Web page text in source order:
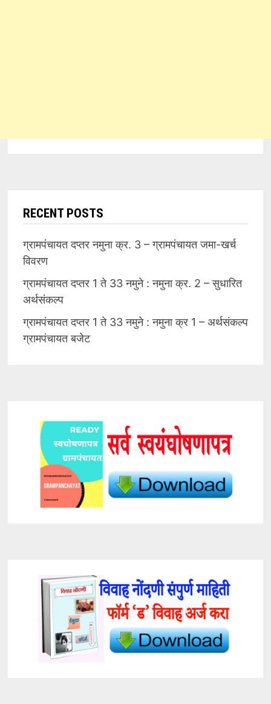
RECENT POSTS
ग्रामपंचायत दप्तर नमुना क्र. 3 – ग्रामपंचायत जमा-खर्च
विवरण
ग्रामपंचायत दप्तर 1 ते 33 नमुने : नमुना क्र. 2 – सुधारित
अर्थसंकल्प
ग्रामपंचायत दप्तर 1 ते 33 नमुने : नमुना क्र 1 – अर्थसंकल्प
ग्रामपंचायत बजेट